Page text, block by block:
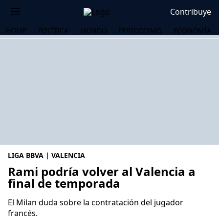
Contribuye
HOME POLÍTICA MUNDO PERIODISMO ECONOMÍA
LIGA BBVA | VALENCIA
Rami podría volver al Valencia a
final de temporada
El Milan duda sobre la contratación del jugador
francés.